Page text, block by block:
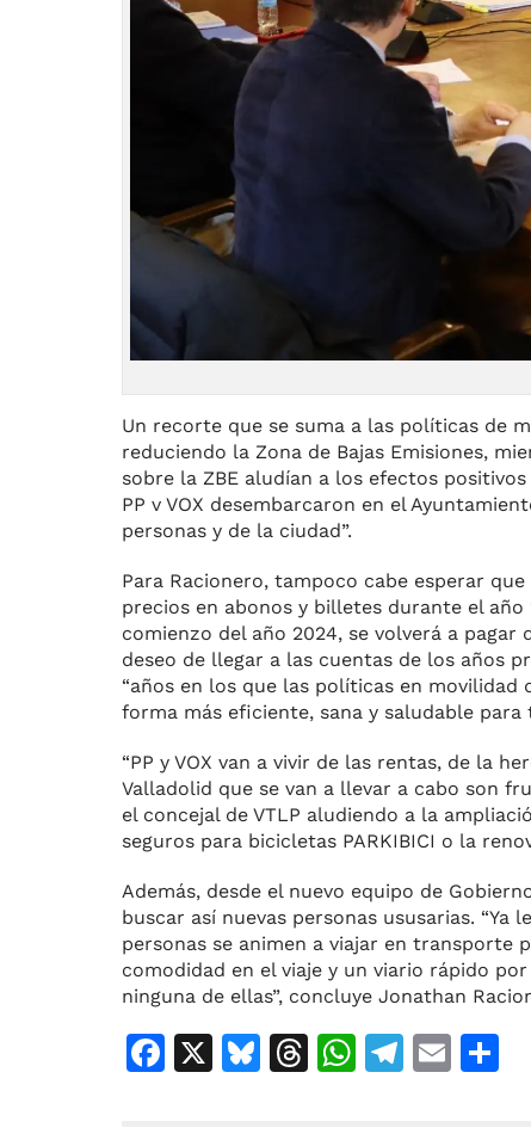
Un recorte que se suma a las políticas de
reduciendo la Zona de Bajas Emisiones,
sobre la ZBE aludían a los efectos
PP v VOX desembarcaron en el
personas y de la ciudad”.
Para Racionero, tampoco cabe esperar
precios en abonos y billetes durante el
comienzo del año 2024, se volverá a
deseo de llegar a las cuentas de los años
“años en los que las políticas en movilidad
forma más eficiente, sana y saludable para
“PP y VOX van a vivir de las rentas, de la
Valladolid que se van a llevar a cabo son
el concejal de VTLP aludiendo a la
seguros para bicicletas PARKIBICI o la
Además, desde el nuevo equipo de
buscar así nuevas personas ususarias.
personas se animen a viajar en
comodidad en el viaje y un viario rápido
ninguna de ellas”, concluye Jonathan
F
X
Bl T
W T
E